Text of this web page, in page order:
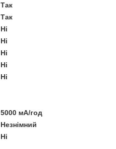
Так
Так
Ні
Ні
Ні
Ні
Ні
5000 мА/год
Незнімний
Ні